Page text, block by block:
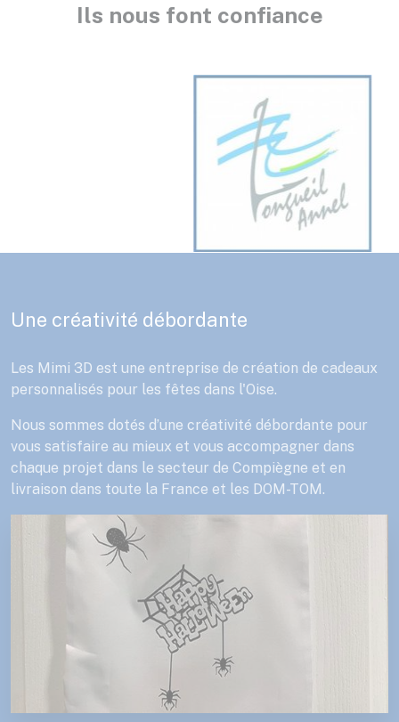
Ils nous font confiance
Une créativité débordante
Les Mimi 3D est une entreprise de création de cadeaux
personnalisés pour les fêtes dans l'Oise.
Nous sommes dotés d’une créativité débordante pour
vous satisfaire au mieux et vous accompagner dans
chaque projet dans le secteur de Compiègne et en
livraison dans toute la France et les DOM-TOM.